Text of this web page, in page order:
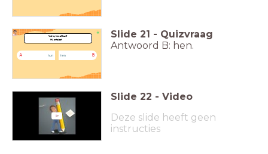
Vul in, hen of hun?
Hij ontslaat......
A hun B
hen
Slide 21 - Quizvraag
Antwoord B: hen.
Slide 22 - Video
Deze slide heeft geen
instructies